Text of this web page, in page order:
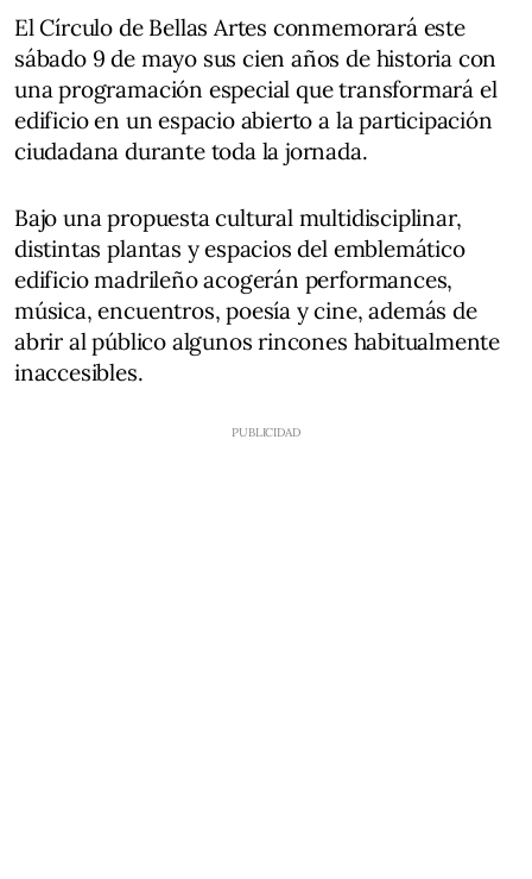
El Círculo de Bellas Artes conmemorará este
sábado 9 de mayo sus cien años de historia con
una programación especial que transformará el
edificio en un espacio abierto a la participación
ciudadana durante toda la jornada.
Bajo una propuesta cultural multidisciplinar,
distintas plantas y espacios del emblemático
edificio madrileño acogerán performances,
música, encuentros, poesía y cine, además de
abrir al público algunos rincones habitualmente
inaccesibles.